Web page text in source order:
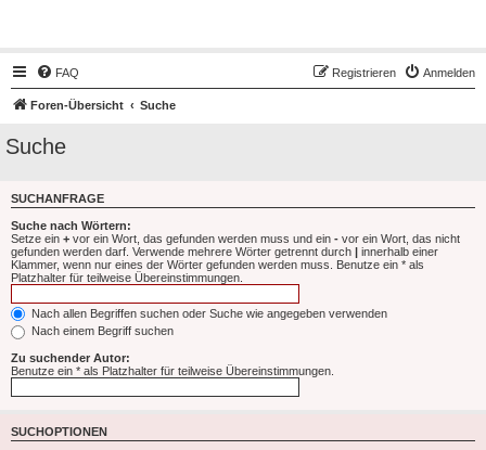
FAQ Anmelden
Registrieren
Foren-Übersicht Suche
Suche
SUCHANFRAGE
Suche nach Wörtern:
Setze ein + vor ein Wort, das gefunden werden muss und ein - vor ein Wort, das nicht
gefunden werden darf. Verwende mehrere Wörter getrennt durch | innerhalb einer
Klammer, wenn nur eines der Wörter gefunden werden muss. Benutze ein * als
Platzhalter für teilweise Übereinstimmungen.
Nach allen Begriffen suchen oder Suche wie angegeben verwenden
Nach einem Begriff suchen
Zu suchender Autor:
Benutze ein * als Platzhalter für teilweise Übereinstimmungen.
SUCHOPTIONEN